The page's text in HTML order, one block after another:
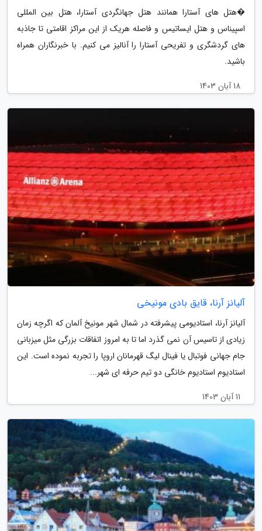
�هتل های آستارا همانند هتل جهانگردی آستارا، هتل بین المللی
اسپیناس و هتل ایساتیس و فاصله هریک از این مراکز اقامتی تا جاذبه
های گردشگری و تفریحی آستارا را آنالیز می کنیم. با خبرنگاران همراه
باشید.
18 آبان 1403
آلیانز آرنا، قایق بادی مونیخی
آلیانز آرنا، استادیومی پیشرفته در شمال شهر مونیخ آلمان که اگرچه زمان
زیادی از تاسیس آن نمی گذرد اما تا به امروز اتفاقات بزرگی مثل میزبانی
جام جهانی فوتبال یا فینال لیگ قهرمانان اروپا را تجربه نموده است. این
استادیوم استادیوم خانگی دو تیم حرفه ای شهر...
11 آبان 1403